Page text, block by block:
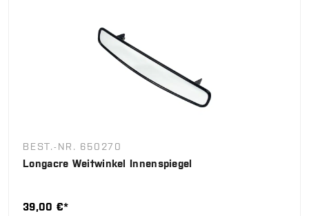
BEST.-NR. 650270
Longacre Weitwinkel Innenspiegel
39,00 €*